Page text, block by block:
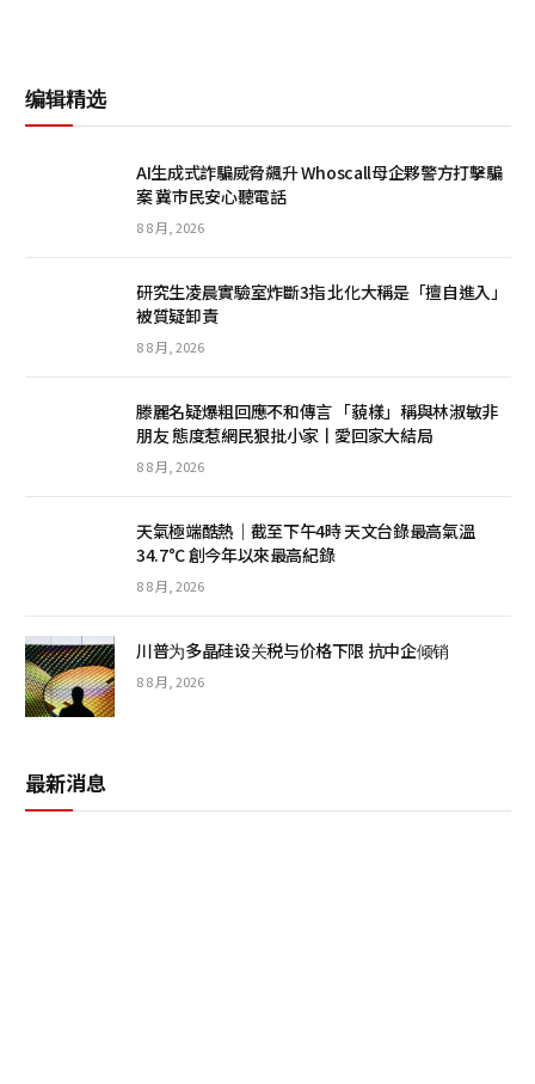
编辑精选
AI生成式詐騙威脅飆升 Whoscall母企夥警方打擊騙
案 冀市民安心聽電話
8 8 月, 2026
研究生凌晨實驗室炸斷3指 北化大稱是「擅自進入」
被質疑卸責
8 8 月, 2026
滕麗名疑爆粗回應不和傳言 「藐樣」稱與林淑敏非
朋友 態度惹網民狠批小家丨愛回家大結局
8 8 月, 2026
天氣極端酷熱｜截至下午4時 天文台錄最高氣溫
34.7°C 創今年以來最高紀錄
8 8 月, 2026
川普为多晶硅设关税与价格下限 抗中企倾销
8 8 月, 2026
最新消息